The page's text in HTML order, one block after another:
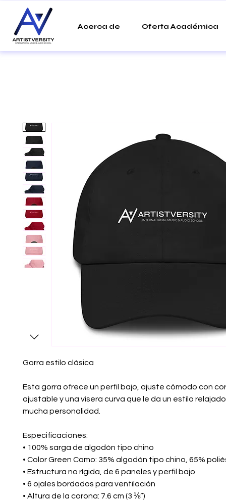
Acerca de Oferta Académica
Gorra estilo clásica
Esta gorra ofrece un perfil bajo, ajuste cómodo con
ajustable y una visera curva que le da un estilo
mucha personalidad.
Especificaciones:
• 100% sarga de algodón tipo chino
• Color Green Camo: 35% algodón tipo chino, 65%
• Estructura no rígida, de 6 paneles y perfil bajo
• 6 ojales bordados para ventilación
• Altura de la corona: 7.6 cm (3 ⅛”)